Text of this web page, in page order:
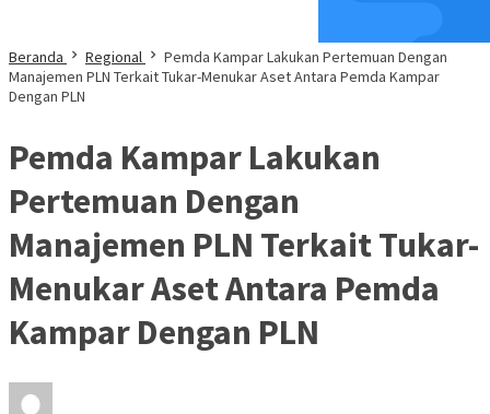
Beranda Regional
Pemda Kampar Lakukan Pertemuan Dengan
Manajemen PLN Terkait Tukar-Menukar Aset Antara Pemda Kampar
Dengan PLN
Pemda Kampar Lakukan
Pertemuan Dengan
Manajemen PLN Terkait Tukar-
Menukar Aset Antara Pemda
Kampar Dengan PLN